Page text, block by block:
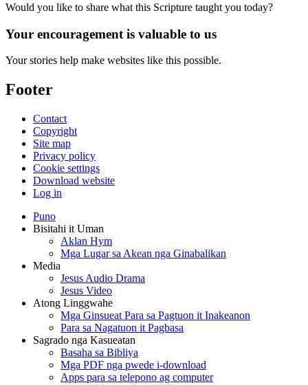
Would you like to share what this Scripture taught you today?
Your encouragement is valuable to us
Your stories help make websites like this possible.
Footer
Contact
Copyright
Site map
Privacy policy
Cookie settings
Download website
Log in
Puno
Bisitahi it Uman
Aklan Hym
Mga Lugar sa Akean nga Ginabalikan
Media
Jesus Audio Drama
Jesus Video
Atong Linggwahe
Mga Ginsueat Para sa Pagtuon it Inakeanon
Para sa Nagatuon it Pagbasa
Sagrado nga Kasueatan
Basaha sa Bibliya
Mga PDF nga pwede i-download
Apps para sa telepono ag computer